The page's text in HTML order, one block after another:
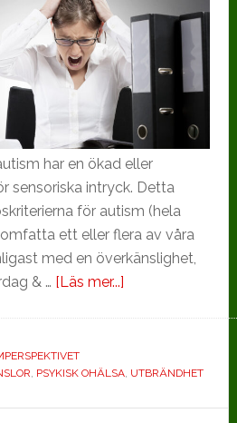
har en ökad eller
sensoriska intryck. Detta
för autism (hela
ett eller flera av våra
med en överkänslighet,
& … [Läs mer...]om
autism
PSYKISK OHÄLSA, UTBRÄNDHET